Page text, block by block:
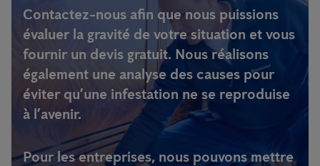
Contactez-nous afin que nous puissions
évaluer la gravité de votre situation et vous
fournir un devis gratuit. Nous réalisons
également une analyse des causes pour
éviter qu’une infestation ne se reproduise
à l’avenir.
Pour les entreprises, nous pouvons mettre